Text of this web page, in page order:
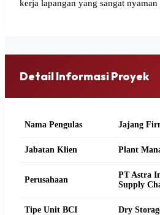
kerja lapangan yang sangat nyaman
Detail Informasi Proyek
Nama Pengulas Jajang
Jabatan Klien Plant
Perusahaan
PT Astra
Supply
Tipe Unit BCI Dry